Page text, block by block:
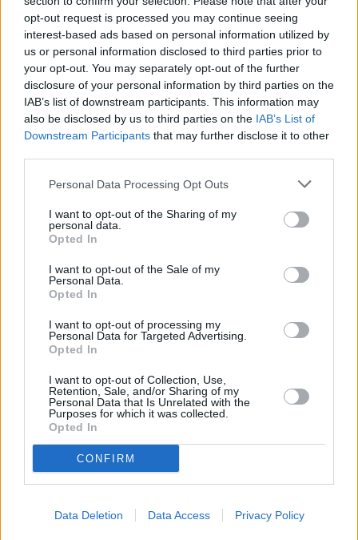
opt-out request is processed you may continue seeing
interest-based ads based on personal information utilized by
us or personal information disclosed to third parties prior to
your opt-out. You may separately opt-out of the further
disclosure of your personal information by third parties on the
IAB’s list of downstream participants. This information may
also be disclosed by us to third parties on the IAB’s List of
Downstream Participants that may further disclose it to other
Personal Data Processing Opt Outs
I want to opt-out of the Sharing of my
personal data.
Opted In
I want to opt-out of the Sale of my
Personal Data.
Opted In
I want to opt-out of processing my
Personal Data for Targeted Advertising.
Opted In
I want to opt-out of Collection, Use,
Retention, Sale, and/or Sharing of my
Personal Data that Is Unrelated with the
Purposes for which it was collected.
Opted In
CONFIRM
Data Deletion Data Access Privacy Policy
crecimiento que ello conlleva.
Escribir un comentario
Nombre
(requerido)
Refescar
JComments
PUBLICIDAD
Lo más leído